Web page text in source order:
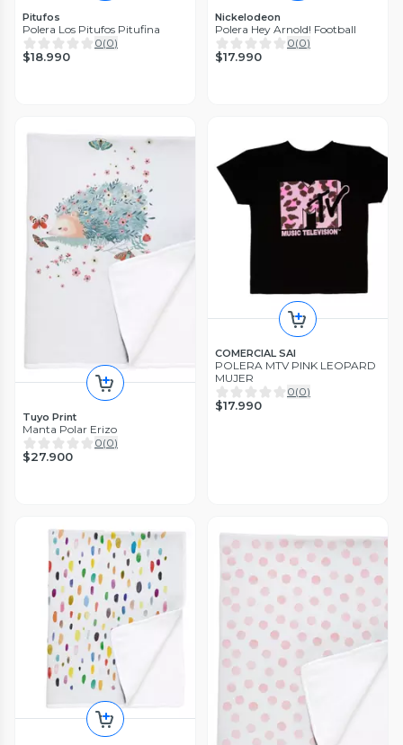
Pitufos
Polera Los Pitufos Pitufina
0(0)
$18.990
Nickelodeon
Polera Hey Arnold! Football
0(0)
$17.990
Tuyo Print
Manta Polar Erizo
0(0)
$27.900
COMERCIAL SAI
POLERA MTV PINK LEOPARD
MUJER
0(0)
$17.990